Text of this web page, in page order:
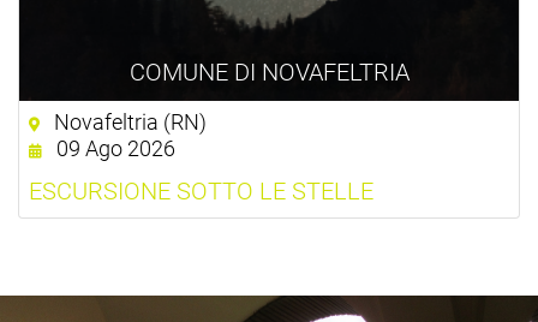
COMUNE DI NOVAFELTRIA
Novafeltria (RN)
09 Ago 2026
ESCURSIONE SOTTO LE STELLE